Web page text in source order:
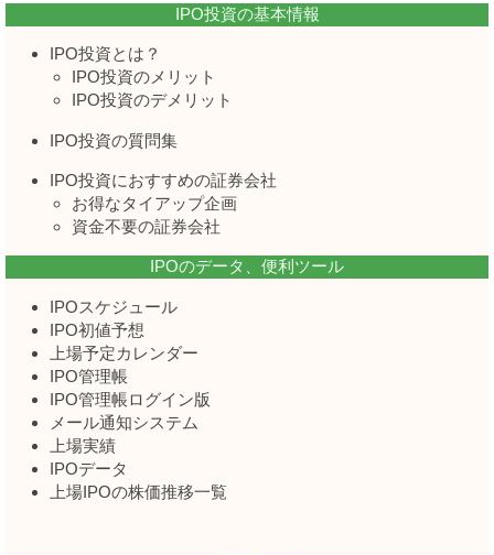
IPO投資の基本情報
IPO投資とは？
IPO投資のメリット
IPO投資のデメリット
IPO投資の質問集
IPO投資におすすめの証券会社
お得なタイアップ企画
資金不要の証券会社
IPOのデータ、便利ツール
IPOスケジュール
IPO初値予想
上場予定カレンダー
IPO管理帳
IPO管理帳ログイン版
メール通知システム
上場実績
IPOデータ
上場IPOの株価推移一覧